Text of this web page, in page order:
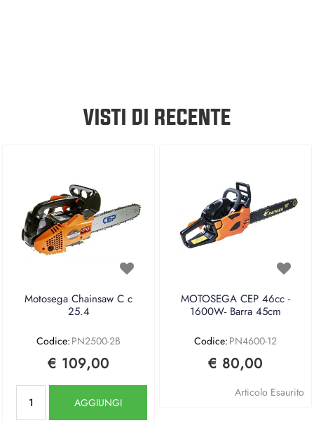
VISTI DI RECENTE
Motosega Chainsaw C c
25.4
Codice: PN2500-2B
€ 109,00
AGGIUNGI
MOTOSEGA CEP 46cc -
1600W- Barra 45cm
Codice: PN4600-12
€ 80,00
Articolo Esaurito